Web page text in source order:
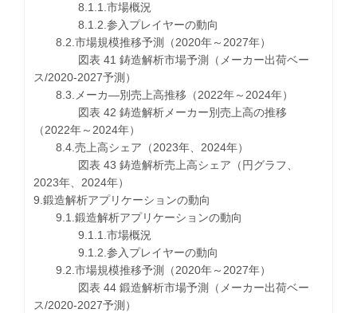
8.1.1.市場概況
8.1.2.参入プレイヤーの動向
8.2.市場規模推移予測（2020年～2027年）
図表 41 鋳造解析市場予測（メーカー出荷ベー
ス/2020-2027予測）
8.3.メーカ―別売上高推移（2022年～2024年）
図表 42 鋳造解析メーカー別売上高の推移
（2022年～2024年）
8.4.売上高シェア（2023年、2024年）
図表 43 鋳造解析売上高シェア（円グラフ、
2023年、2024年）
9.鍛造解析アプリケーションの動向
9.1.鍛造解析アプリケーションの動向
9.1.1.市場概況
9.1.2.参入プレイヤーの動向
9.2.市場規模推移予測（2020年～2027年）
図表 44 鍛造解析市場予測（メーカー出荷ベー
ス/2020-2027予測）